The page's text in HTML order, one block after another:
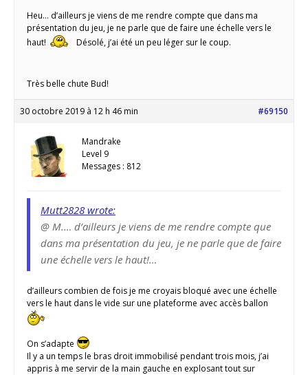
Heu… d’ailleurs je viens de me rendre compte que dans ma
présentation du jeu, je ne parle que de faire une échelle vers le
haut!
Désolé, j’ai été un peu léger sur le coup.
Très belle chute Bud!
30 octobre 2019 à 12 h 46 min #69150
Mandrake
Level 9
Messages : 812
Mutt2828 wrote:
@ M.… d’ailleurs je viens de me rendre compte que
dans ma présentation du jeu, je ne parle que de faire
une échelle vers le haut!…
d’ailleurs combien de fois je me croyais bloqué avec une échelle
vers le haut dans le vide sur une plateforme avec accès ballon
On s’adapte
Il y a un temps le bras droit immobilisé pendant trois mois, j’ai
appris à me servir de la main gauche en explosant tout sur